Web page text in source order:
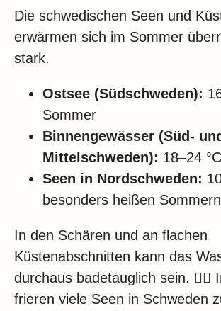
Die schwedischen Seen und
erwärmen sich im Sommer
stark.
Ostsee (Südschweden):
Sommer
Binnengewässer (Süd- und
Mittelschweden): 18–24 °C
Seen in Nordschweden:
besonders heißen
In den Schären und an flachen
Küstenabschnitten kann das
durchaus badetauglich sein. 🏊‍♂️
frieren viele Seen in Schweden